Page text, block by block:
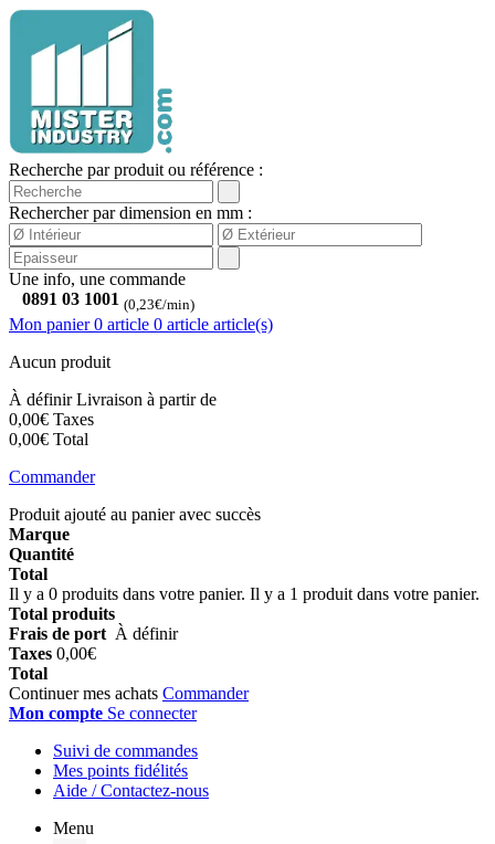
Recherche par produit ou référence :
Rechercher par dimension en mm :
Une info, une commande
0891 03 1001 (0,23€/min)
Mon panier 0 article 0 article article(s)
Aucun produit
À définirLivraison à partir de
0,00€ Taxes
0,00€ Total
Commander
Produit ajouté au panier avec succès
Marque
Quantité
Total
Il y a 0 produits dans votre panier. Il y a 1 produit dans votre panier.
Total produits
Frais de port À définir
Taxes 0,00€
Total
Continuer mes achats Commander
Mon compte Se connecter
Suivi de commandes
Mes points fidélités
Aide / Contactez-nous
Menu